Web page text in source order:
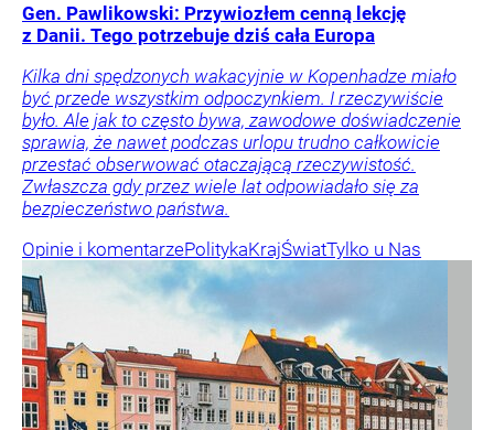
Gen. Pawlikowski: Przywiozłem cenną lekcję
z Danii. Tego potrzebuje dziś cała Europa
Kilka dni spędzonych wakacyjnie w Kopenhadze miało
być przede wszystkim odpoczynkiem. I rzeczywiście
było. Ale jak to często bywa, zawodowe doświadczenie
sprawia, że nawet podczas urlopu trudno całkowicie
przestać obserwować otaczającą rzeczywistość.
Zwłaszcza gdy przez wiele lat odpowiadało się za
bezpieczeństwo państwa.
Opinie i komentarzePolitykaKrajŚwiatTylko u Nas